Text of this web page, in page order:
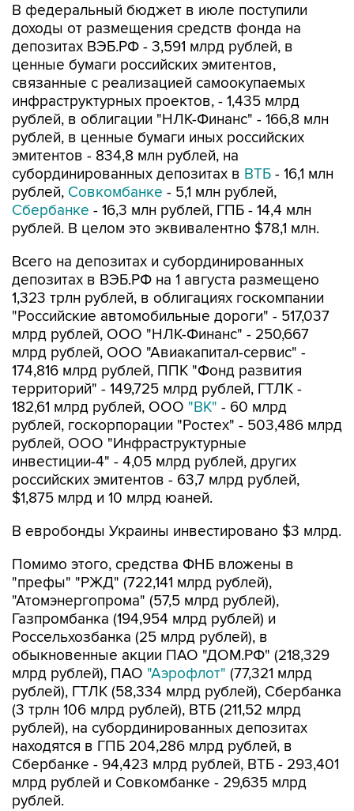
В федеральный бюджет в июле поступили
доходы от размещения средств фонда на
депозитах ВЭБ.РФ - 3,591 млрд рублей, в
ценные бумаги российских эмитентов,
связанные с реализацией самоокупаемых
инфраструктурных проектов, - 1,435 млрд
рублей, в облигации "НЛК-Финанс" - 166,8 млн
рублей, в ценные бумаги иных российских
эмитентов - 834,8 млн рублей, на
субординированных депозитах в ВТБ - 16,1 млн
рублей, Совкомбанке - 5,1 млн рублей,
Сбербанке - 16,3 млн рублей, ГПБ - 14,4 млн
рублей. В целом это эквивалентно $78,1 млн.
Всего на депозитах и субординированных
депозитах в ВЭБ.РФ на 1 августа размещено
1,323 трлн рублей, в облигациях госкомпании
"Российские автомобильные дороги" - 517,037
млрд рублей, ООО "НЛК-Финанс" - 250,667
млрд рублей, ООО "Авиакапитал-сервис" -
174,816 млрд рублей, ППК "Фонд развития
территорий" - 149,725 млрд рублей, ГТЛК -
182,61 млрд рублей, ООО "ВК" - 60 млрд
рублей, госкорпорации "Ростех" - 503,486 млрд
рублей, ООО "Инфраструктурные
инвестиции-4" - 4,05 млрд рублей, других
российских эмитентов - 63,7 млрд рублей,
$1,875 млрд и 10 млрд юаней.
В евробонды Украины инвестировано $3 млрд.
Помимо этого, средства ФНБ вложены в
"префы" "РЖД" (722,141 млрд рублей),
"Атомэнергопрома" (57,5 млрд рублей),
Газпромбанка (194,954 млрд рублей) и
Россельхозбанка (25 млрд рублей), в
обыкновенные акции ПАО "ДОМ.РФ" (218,329
млрд рублей), ПАО "Аэрофлот" (77,321 млрд
рублей), ГТЛК (58,334 млрд рублей), Сбербанка
(3 трлн 106 млрд рублей), ВТБ (211,52 млрд
рублей), на субординированных депозитах
находятся в ГПБ 204,286 млрд рублей, в
Сбербанке - 94,423 млрд рублей, ВТБ - 293,401
млрд рублей и Совкомбанке - 29,635 млрд
рублей.